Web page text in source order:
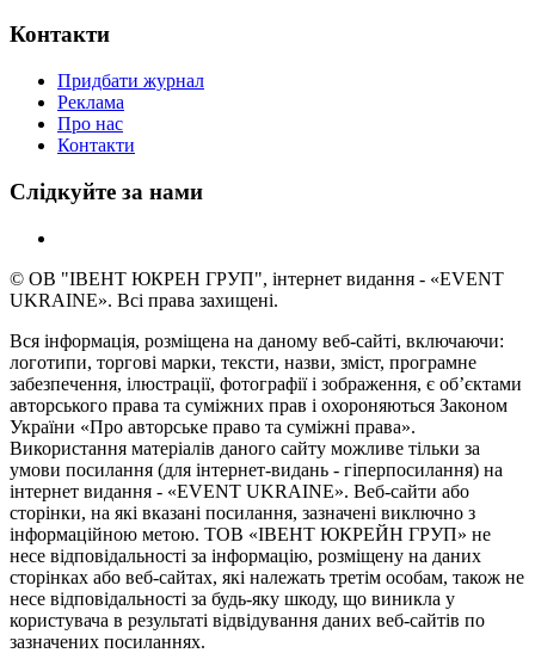
Контакти
Придбати журнал
Реклама
Про нас
Контакти
Слідкуйте за нами
© ОВ "ІВЕНТ ЮКРЕН ГРУП", інтернет видання - «EVENT
UKRAINE». Всі права захищені.
Вся інформація, розміщена на даному веб-сайті, включаючи:
логотипи, торгові марки, тексти, назви, зміст, програмне
забезпечення, ілюстрації, фотографії і зображення, є об’єктами
авторського права та суміжних прав і охороняються Законом
України «Про авторське право та суміжні права».
Використання матеріалів даного сайту можливе тільки за
умови посилання (для інтернет-видань - гіперпосилання) на
інтернет видання - «EVENT UKRAINE». Веб-сайти або
сторінки, на які вказані посилання, зазначені виключно з
інформаційною метою. ТОВ «ІВЕНТ ЮКРЕЙН ГРУП» не
несе відповідальності за інформацію, розміщену на даних
сторінках або веб-сайтах, які належать третім особам, також не
несе відповідальності за будь-яку шкоду, що виникла у
користувача в результаті відвідування даних веб-сайтів по
зазначених посиланнях.